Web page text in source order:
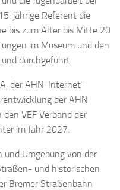
jährige Referent die
bis zum Alter bis Mitte 20
im Museum und den
durchgeführt.
der AHN-Internet-
der AHN
VEF Verband der
im Jahr 2027.
Umgebung von der
und historischen
Bremer Straßenbahn